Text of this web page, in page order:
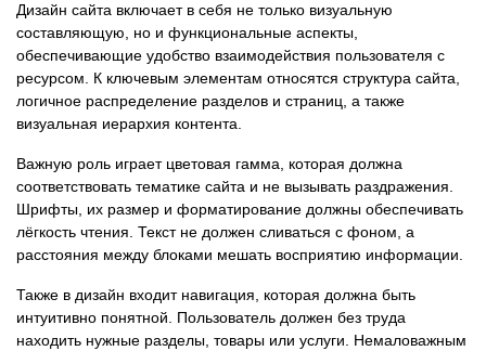
Дизайн сайта включает в себя не только визуальную
составляющую, но и функциональные аспекты,
обеспечивающие удобство взаимодействия пользователя с
ресурсом. К ключевым элементам относятся структура сайта,
логичное распределение разделов и страниц, а также
визуальная иерархия контента.
Важную роль играет цветовая гамма, которая должна
соответствовать тематике сайта и не вызывать раздражения.
Шрифты, их размер и форматирование должны обеспечивать
лёгкость чтения. Текст не должен сливаться с фоном, а
расстояния между блоками мешать восприятию информации.
Также в дизайн входит навигация, которая должна быть
интуитивно понятной. Пользователь должен без труда
находить нужные разделы, товары или услуги. Немаловажным